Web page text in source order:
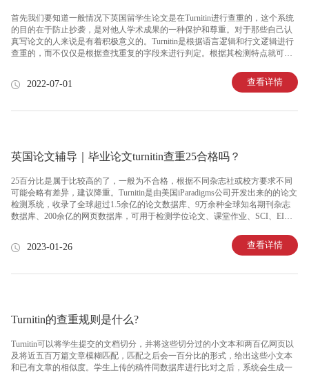
首先我们要知道一般情况下英国留学生论文是在Turnitin进行查重的，这个系统
的目的在于防止抄袭，是对他人学术成果的一种保护和尊重。对于那些自己认
真写论文的人来说是有着积极意义的。Turnitin是根据语言逻辑和行文逻辑进行
查重的，而不仅仅是根据查找重复的字段来进行判定。根据其检测特点就可以
汇留学生论文降重的首要就是避免使用过于简单的词汇和语句，在论文撰写的
过程中，根据行文思路调整上下句的关联，将简单词汇在不改变表达含义的情
步由于对文章进行了一个整体的通读，所以对于前期写作中出现的错词，漏词
2022-07-01 查看详情
英国论文辅导｜毕业论文turnitin查重25合格吗？
25百分比是属于比较高的了，一般为不合格，根据不同杂志社或校方要求不同
可能会略有差异，建议降重。Turnitin是由美国iParadigms公司开发出来的的论文
检测系统，收录了全球超过1.5余亿的论文数据库、9万余种全球知名期刊杂志
数据库、200余亿的网页数据库，可用于检测学位论文、课堂作业、SCI、EI投
有使用。一般turnitin查重的结果在15百分比以下基本上safe,每个学校一般会有自
己定的标准和要求,有些学校要求可能会高些,有些学校要求可能低些。英国论文
2023-01-26 查看详情
Turnitin的查重规则是什么?
Turnitin可以将学生提交的文档切分，并将这些切分过的小文本和两百亿网页以
及将近五百万篇文章模糊匹配，匹配之后会一百分比的形式，给出这些小文本
和已有文章的相似度。学生上传的稿件同数据库进行比对之后，系统会生成一